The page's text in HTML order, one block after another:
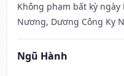
Không phạm bất kỳ ngày
Nương, Dương Công Kỵ
Ngũ Hành